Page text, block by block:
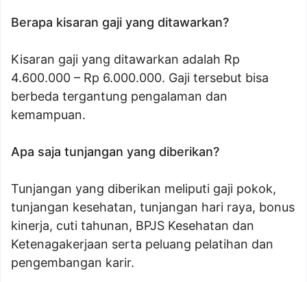
Berapa kisaran gaji yang ditawarkan?
Kisaran gaji yang ditawarkan adalah Rp
4.600.000 – Rp 6.000.000. Gaji tersebut bisa
berbeda tergantung pengalaman dan
kemampuan.
Apa saja tunjangan yang diberikan?
Tunjangan yang diberikan meliputi gaji pokok,
tunjangan kesehatan, tunjangan hari raya, bonus
kinerja, cuti tahunan, BPJS Kesehatan dan
Ketenagakerjaan serta peluang pelatihan dan
pengembangan karir.